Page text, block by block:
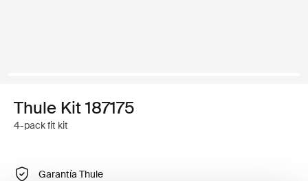
Thule Kit 187175
4-pack fit kit
Garantía Thule